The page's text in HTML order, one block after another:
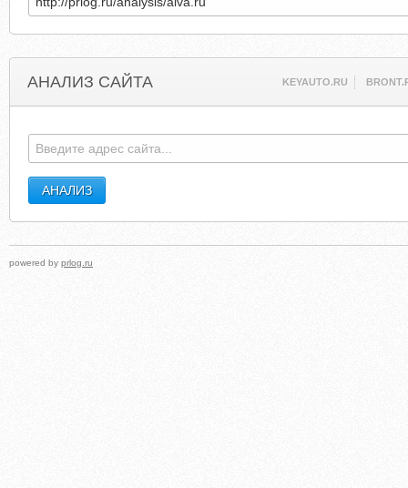
АНАЛИЗ САЙТА KEYAUTO.RU
powered by prlog.ru